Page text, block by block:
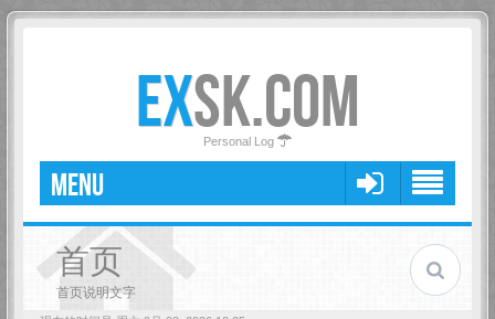
EXSK.COM
Personal Log
MENU
首页
首页说明文字